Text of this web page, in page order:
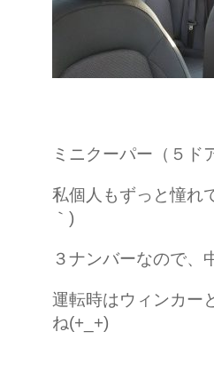
ミニクーパー（５ド
私個人もずっと憧れ
｀)
３ナンバーなので、
運転時はウィンカー
ね(+_+)